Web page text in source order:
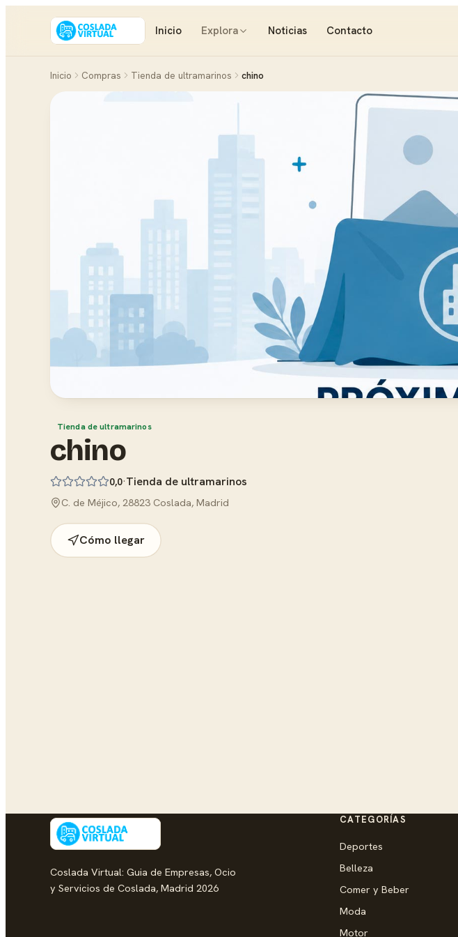
Inicio Explora Noticias Contacto
Inicio Compras Tienda de ultramarinos chino
Tienda de ultramarinos
chino
0,0·Tienda de ultramarinos
C. de Méjico, 28823 Coslada, Madrid
Cómo llegar
Coslada Virtual: Guia de Empresas, Ocio
y Servicios de Coslada, Madrid 2026
CATEGORÍAS
Deportes
Belleza
Comer y Beber
Moda
Motor